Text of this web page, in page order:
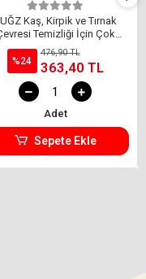
Kaş, Kirpik ve Tırnak
Temizliği İçin Çok
Makas Yeni Nesil
%24
476,90 TL
363,40 TL
Adet
Sepete Ekle